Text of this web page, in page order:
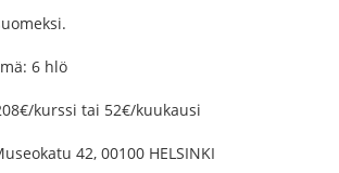
6 hlö
kurssi tai 52€/kuukausi
42, 00100 HELSINKI